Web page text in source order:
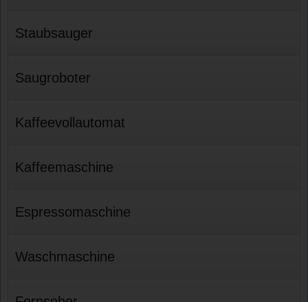
Staubsauger
Saugroboter
Kaffeevollautomat
Kaffeemaschine
Espressomaschine
Waschmaschine